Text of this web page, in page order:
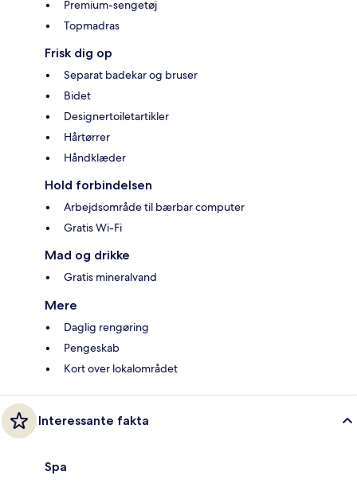
Premium-sengetøj
Topmadras
Frisk dig op
Separat badekar og bruser
Bidet
Designertoiletartikler
Hårtørrer
Håndklæder
Hold forbindelsen
Arbejdsområde til bærbar computer
Gratis Wi-Fi
Mad og drikke
Gratis mineralvand
Mere
Daglig rengøring
Pengeskab
Kort over lokalområdet
Interessante fakta
Spa